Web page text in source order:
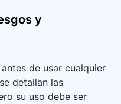
y
de usar cualquier
detallan las
su uso debe ser